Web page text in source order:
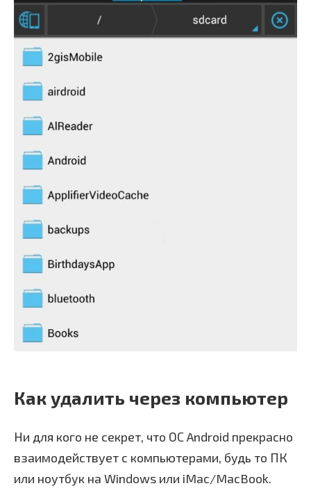
Как удалить через компьютер
Ни для кого не секрет, что ОС Android прекрасно
взаимодействует с компьютерами, будь то ПК
или ноутбук на Windows или iMac/MacBook.